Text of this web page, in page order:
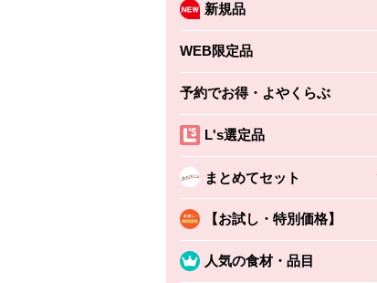
新規品
WEB限定品
予約でお得・よやくらぶ
L's選定品
まとめてセット
【お試し・特別価格】
人気の食材・品目